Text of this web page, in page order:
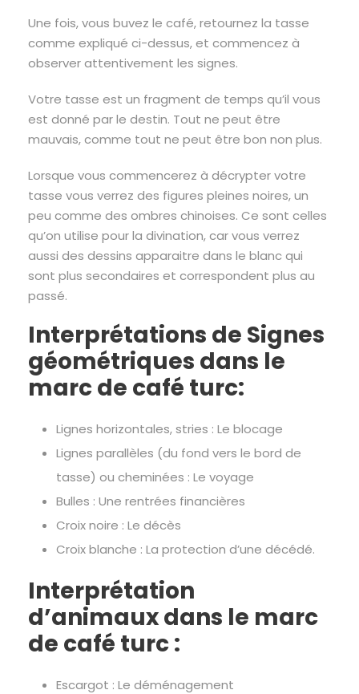
Une fois, vous buvez le café, retournez la tasse
comme expliqué ci-dessus, et commencez à
observer attentivement les signes.
Votre tasse est un fragment de temps qu’il vous
est donné par le destin. Tout ne peut être
mauvais, comme tout ne peut être bon non plus.
Lorsque vous commencerez à décrypter votre
tasse vous verrez des figures pleines noires, un
peu comme des ombres chinoises. Ce sont celles
qu’on utilise pour la divination, car vous verrez
aussi des dessins apparaitre dans le blanc qui
sont plus secondaires et correspondent plus au
passé.
Interprétations de Signes
géométriques dans le
marc de café turc:
Lignes horizontales, stries : Le blocage
Lignes parallèles (du fond vers le bord de
tasse) ou cheminées : Le voyage
Bulles : Une rentrées financières
Croix noire : Le décès
Croix blanche : La protection d’une décédé.
Interprétation
d’animaux dans le marc
de café turc :
Escargot : Le déménagement